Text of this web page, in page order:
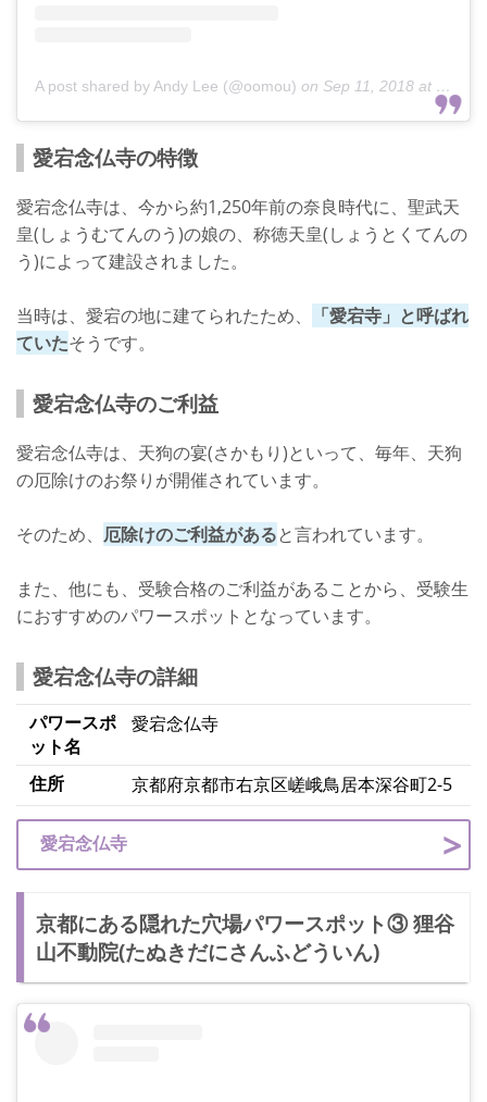
A post shared by Andy Lee (@oomou) on Sep 11, 2018 at 3:32am PDT
愛宕念仏寺の特徴
愛宕念仏寺は、今から約1,250年前の奈良時代に、聖武天
皇(しょうむてんのう)の娘の、称徳天皇(しょうとくてんの
う)によって建設されました。
当時は、愛宕の地に建てられたため、
「愛宕寺」と呼ばれ
ていたそうです。
愛宕念仏寺のご利益
愛宕念仏寺は、天狗の宴(さかもり)といって、毎年、天狗
の厄除けのお祭りが開催されています。
そのため、 厄除けのご利益があると言われています。
また、他にも、受験合格のご利益があることから、受験生
におすすめのパワースポットとなっています。
愛宕念仏寺の詳細
パワースポ
ット名
愛宕念仏寺
住所 京都府京都市右京区嵯峨鳥居本深谷町2-5
愛宕念仏寺
京都にある隠れた穴場パワースポット③ 狸谷
山不動院(たぬきだにさんふどういん)